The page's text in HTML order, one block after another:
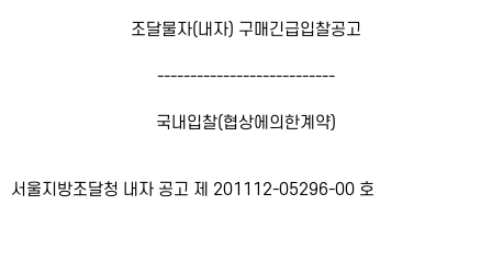
조달물자(내자) 구매긴급입찰공고
---------------------------
국내입찰(협상에의한계약)
서울지방조달청 내자 공고 제 201112-05296-00 호